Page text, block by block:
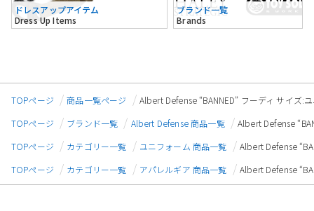
ドレスアップアイテム
Dress Up Items
ブランド一覧
Brands
TOPページ 商品一覧ページ
Albert Defense “BANNED” フーディ サイズ:
TOPページ
ブランド一覧 Albert Defense 商品一覧
Albert Defense
TOPページ
カテゴリー一覧 ユニフォーム 商品一覧
Albert Defense
TOPページ
カテゴリー一覧 アパレルギア 商品一覧 Albert Defense